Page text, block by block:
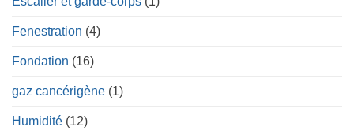
Fenestration (4)
Fondation (16)
gaz cancérigène (1)
Humidité (12)